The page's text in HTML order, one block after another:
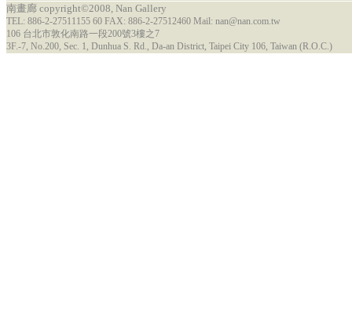
南畫廊 copyright©2008, Nan Gallery
TEL: 886-2-27511155 60 FAX: 886-2-27512460 Mail: nan@nan.com.tw
106 台北市敦化南路一段200號3樓之7
3F.-7, No.200, Sec. 1, Dunhua S. Rd., Da-an District, Taipei City 106, Taiwan (R.O.C.)